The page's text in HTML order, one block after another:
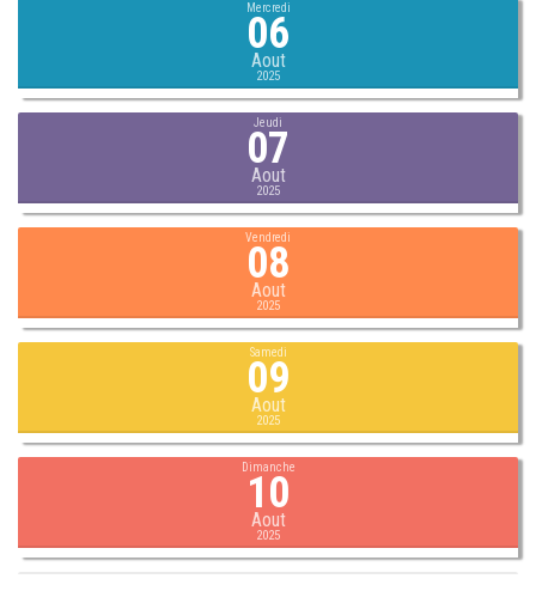
Mercredi
06
Aout
2025
Jeudi
07
Aout
2025
Vendredi
08
Aout
2025
Samedi
09
Aout
2025
Dimanche
10
Aout
2025